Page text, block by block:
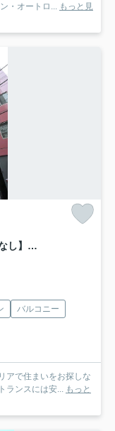
・オートロ... もっと見
ローズマンションミヤハラ【おとり物件なし】#学生・社会人にオススメ！初期費用分割払いOK！
バルコニー
アで住まいをお探しな
ランスには安... もっと